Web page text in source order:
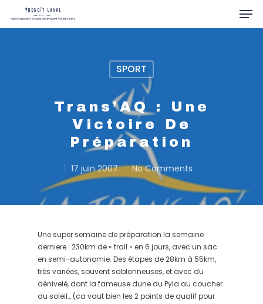
Hit enter to search or ESC to close
SPORT
Trans’AQ : Une
Victoire De
Préparation
17 juin 2007 No Comments
Une super semaine de préparation la semaine
derniere : 230km de « trail » en 6 jours, avec un sac
en semi-autonomie. Des étapes de 28km à 55km,
très variées, souvent sablonneuses, et avec du
dénivelé, dont la fameuse dune du Pyla au coucher
du soleil… (ca vaut bien les 2 points de qualif pour